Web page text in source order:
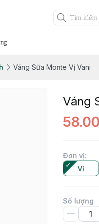
Váng Sữa Monte Vị Vani
Váng
Đơn vị:
Vỉ
Số lượng